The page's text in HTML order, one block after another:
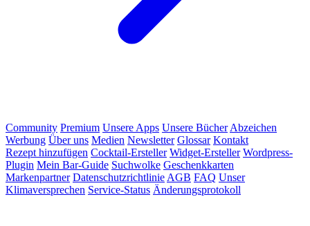
Community Premium Unsere Apps Unsere Bücher Abzeichen
Werbung Über uns Medien Newsletter Glossar Kontakt
Rezept hinzufügen Cocktail-Ersteller Widget-Ersteller Wordpress-
Plugin Mein Bar-Guide Suchwolke Geschenkkarten
Markenpartner Datenschutzrichtlinie AGB FAQ Unser
Klimaversprechen Service-Status Änderungsprotokoll